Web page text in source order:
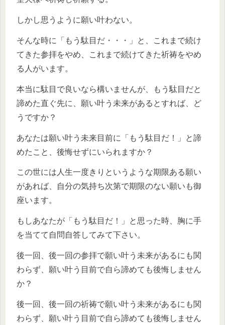
しかし思うように願い叶わない。
そんな時に「もう駄目だ・・・」と、これまで続け
てきた参拝をやめ、これまで続けてきた祈祷をやめ
る人がいます。
本当に駄目で良いなら構いませんが、もう駄目だと
諦めた直ぐ先に、願い叶う未来があるとすれば、ど
うですか？
あなたは願い叶う未来目前に「もう駄目だ！」と諦
めたこと、後悔せずにいられますか？
この世には人生一度きりというような期限ある願い
があれば、自分の気持ち次第で期限のない願いも御
座います。
もしあなたが「もう駄目だ！」と思った時、胸に手
を当てて自問自答してみて下さい。
後一回、後一回の参拝で願い叶う未来があるにも関
わらず、願い叶う目前で自ら諦めても後悔しません
か？
後一回、後一回の祈祷で願い叶う未来があるにも関
わらず、願い叶う目前で自ら諦めても後悔しません